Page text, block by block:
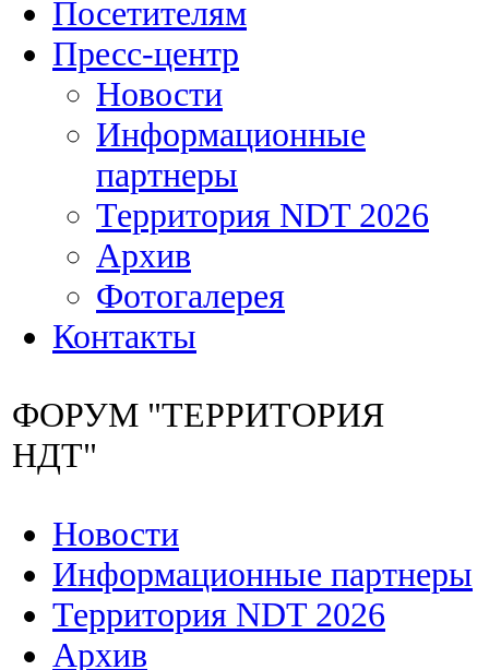
Посетителям
Пресс-центр
Новости
Информационные
партнеры
Территория NDT 2026
Архив
Фотогалерея
Контакты
ФОРУМ "ТЕРРИТОРИЯ
НДТ"
Новости
Информационные партнеры
Территория NDT 2026
Архив